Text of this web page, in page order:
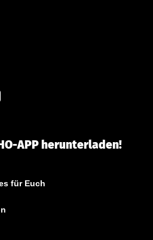
APP herunterladen!
für Euch